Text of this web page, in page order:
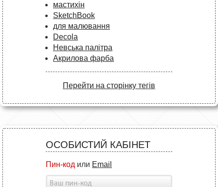
мастихін
SketchBook
для малювання
Decola
Невська палітра
Акрилова фарба
Перейти на сторінку тегів
ОСОБИСТИЙ КАБІНЕТ
Пин-код или Email